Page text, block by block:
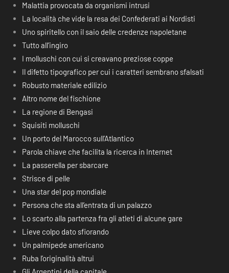
Malattia provocata da organismi intrusi
La località che vide la resa dei Confederati ai Nordisti
Uno spiritello con il saio delle credenze napoletane
Tutto all’ingiro
I molluschi con cui si creavano preziose coppe
Il difetto tipografico per cui i caratteri sembrano sfalsati
Robusto materiale edilizio
Altro nome del fischione
La regione di Bengasi
Squisiti molluschi
Un porto del Marocco sull’Atlantico
Parola chiave che facilita la ricerca in Internet
La passerella per sbarcare
Strisce di pelle
Una star del pop mondiale
Persona che sta all’entrata di un palazzo
Lo scarto alla partenza fra gli atleti di alcune gare
Lieve colpo dato sfiorando
Un palmipede americano
Ruba l’originalità altrui